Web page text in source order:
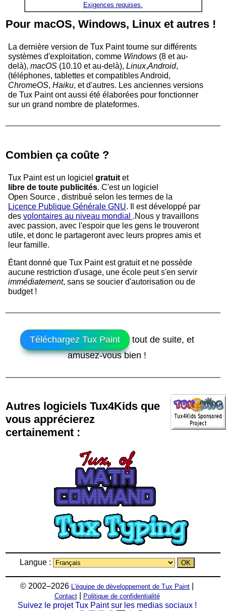
Exigences requises.
Pour macOS, Windows, Linux et autres !
La dernière version de Tux Paint tourne sur différents
systèmes d'exploitation, comme Windows (8 et au-
delà), macOS (10.10 et au-delà), Linux,Android,
(téléphones, tablettes et compatibles Android,
ChromeOS, Haiku, et d'autres. Les anciennes versions
de Tux Paintont aussi été élaborées pour fonctionner
sur un grand nombre de plateformes.
Combien ça coûte ?
Tux Paint est un logiciel gratuit et
libre de toute publicités. C'est un logiciel
Open Source , distribué selon les termes de la
Licence Publique Générale GNU. Il est développé par
des volontaires au niveau mondial .Nous y travaillons
avec passion, avec l'espoir que les gens le trouveront
utile, et donc le partageront avec leurs propres amis et
leur famille.
Étant donné que Tux Paint est gratuit et ne possède
aucune restriction d'usage, une école peut s'en servir
immédiatement, sans se soucier d'autorisation ou de
budget !
Téléchargez Tux Paint
tout de suite, et
amusez-vous bien !
Autres logiciels Tux4Kids que
vous apprécierez
certainement :
Langue :
© 2002–2026 L'équipe de développement de Tux Paint
Contact| Politique de confidentialité
Suivez le projet Tux Paint sur les medias sociaux !